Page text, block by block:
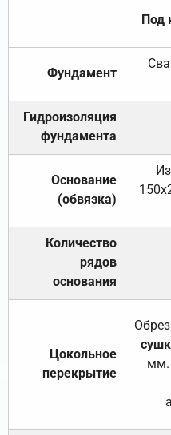
Под
Фундамент
Гидроизоляция
фундамента
Основание
(обвязка)
Количество
рядов
основания
Цокольное
перекрытие
мм.